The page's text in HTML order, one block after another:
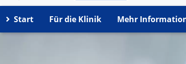
Start Für die Klinik Mehr